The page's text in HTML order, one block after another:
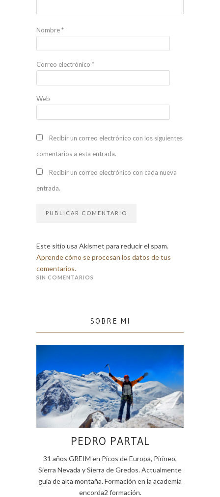
Nombre*
Correo electrónico *
Web
Recibir un correo electrónico con los siguientes
comentarios a esta entrada.
Recibir un correo electrónico con cada nueva
entrada.
Este sitio usa Akismet para reducir el spam.
Aprende cómo se procesan los datos de tus
comentarios.
SIN COMENTARIOS
SOBRE MI
PEDRO PARTAL
31 años GREIM en Picos de Europa, Pirineo,
Sierra Nevada y Sierra de Gredos. Actualmente
guía de alta montaña. Formación en la academia
encorda2 formación.